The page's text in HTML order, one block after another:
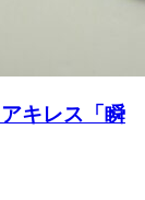
キレス「瞬